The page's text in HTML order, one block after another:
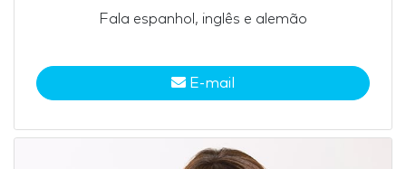
Fala espanhol, inglês e alemão
E-mail